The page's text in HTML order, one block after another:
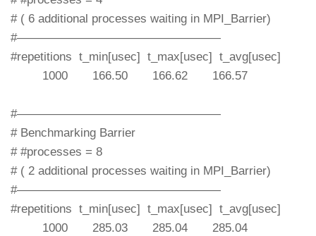
# ( 6 additional processes waiting in MPI_Barrier)
#—————————————————
#repetitions t_min[usec] t_max[usec] t_avg[usec]
1000 166.50 166.62 166.57
#—————————————————
# Benchmarking Barrier
# #processes = 8
# ( 2 additional processes waiting in MPI_Barrier)
#—————————————————
#repetitions t_min[usec] t_max[usec] t_avg[usec]
1000 285.03 285.04 285.04